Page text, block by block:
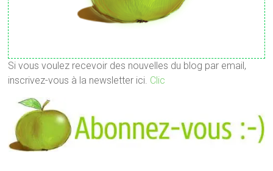
Si vous voulez recevoir des nouvelles du blog par email,
inscrivez-vous à la newsletter ici. Clic